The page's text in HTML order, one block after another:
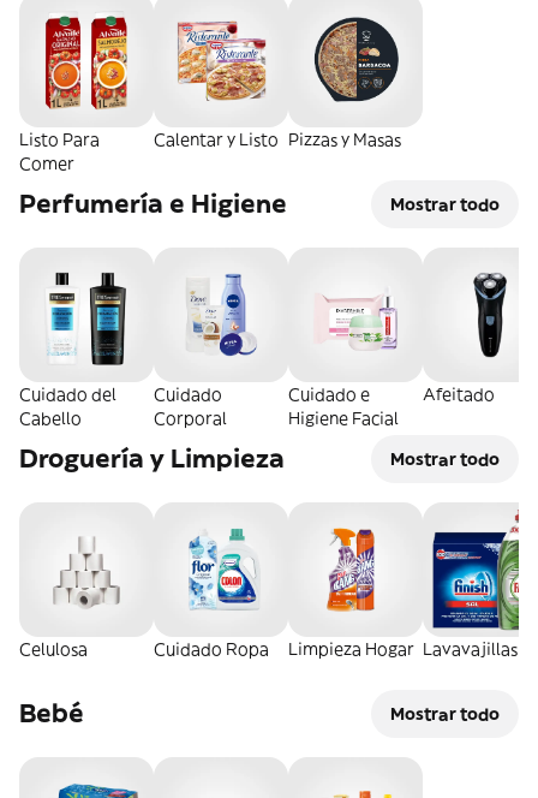
Listo Para
Comer
Calentar y Listo Pizzas y Masas
Perfumería e Higiene Mostrar todo
Cuidado del
Cabello
Cuidado
Corporal
Cuidado e
Higiene Facial
Afeitado
Droguería y Limpieza Mostrar todo
Celulosa Cuidado Ropa Limpieza Hogar Lavavajillas
Bebé Mostrar todo